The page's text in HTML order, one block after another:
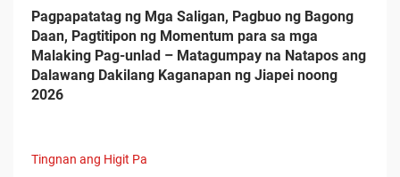
Pagpapatatag ng Mga Saligan, Pagbuo ng Bagong
Daan, Pagtitipon ng Momentum para sa mga
Malaking Pag-unlad – Matagumpay na Natapos ang
Dalawang Dakilang Kaganapan ng Jiapei noong
2026
Tingnan ang Higit Pa